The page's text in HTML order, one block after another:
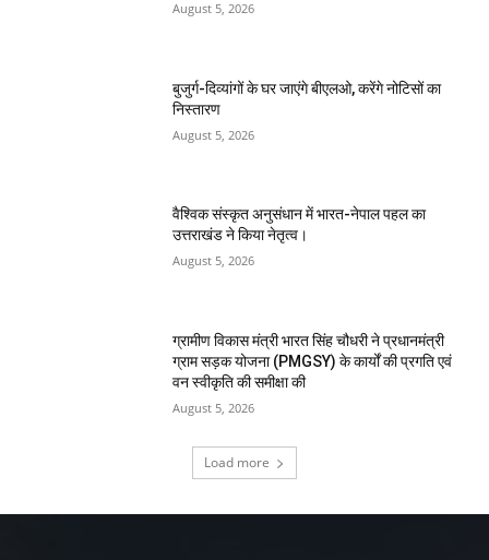
August 5, 2026
बुजुर्ग-दिव्यांगों के घर जाएंगे बीएलओ, करेंगे नोटिसों का
निस्तारण
August 5, 2026
वैश्विक संस्कृत अनुसंधान में भारत-नेपाल पहल का
उत्तराखंड ने किया नेतृत्व।
August 5, 2026
ग्रामीण विकास मंत्री भारत सिंह चौधरी ने प्रधानमंत्री
ग्राम सड़क योजना (PMGSY) के कार्यों की प्रगति एवं
वन स्वीकृति की समीक्षा की
August 5, 2026
Load more